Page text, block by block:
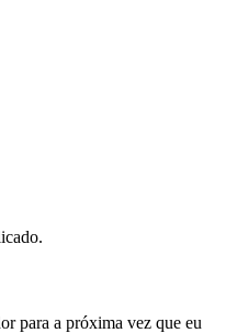
para a próxima vez que eu